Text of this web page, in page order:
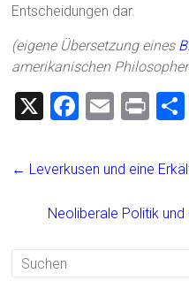
Entscheidungen dar.
(eigene Übersetzung eines
amerikanischen
X
F
ce
o
E
ai
Pr
t
← Leverkusen und eine
Neoliberale Politik